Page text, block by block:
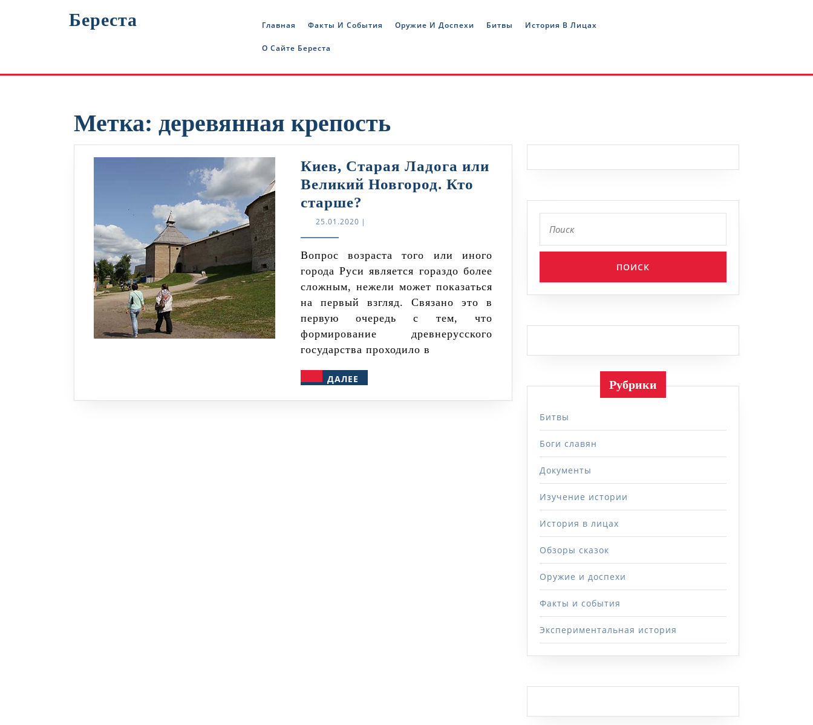
Береста Главная Факты И События Оружие И Доспехи Битвы История В Лицах
О Сайте Береста
Метка: деревянная крепость
Киев, Старая Ладога или
Великий Новгород. Кто
старше?
Старая
или
Великий
Новгород.
Кто
старше?
25.01.202025.01.2020
|
Вопрос возраста того или иного
города Руси является гораздо более
сложным, нежели может показаться
на первый взгляд. Связано это в
первую очередь с тем, что
формирование древнерусского
государства проходило в
ДАЛЕЕ Рубрики
Битвы
Боги славян
Документы
Изучение истории
История в лицах
Обзоры сказок
Оружие и доспехи
Факты и события
Экспериментальная история